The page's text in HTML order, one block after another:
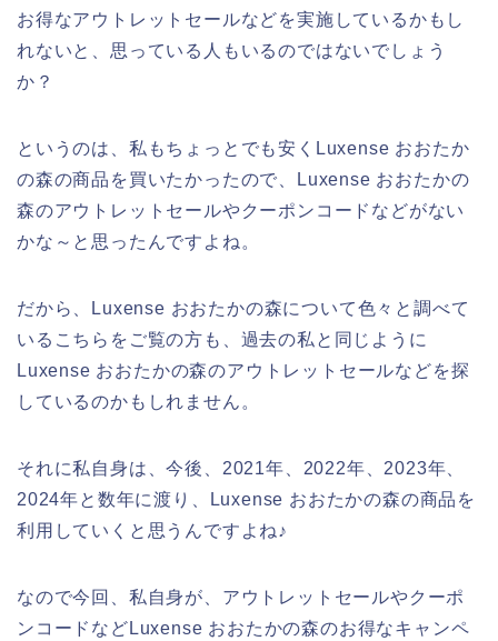
お得なアウトレットセールなどを実施しているかもし
れないと、思っている人もいるのではないでしょう
か？
というのは、私もちょっとでも安くLuxense おおたか
の森の商品を買いたかったので、Luxense おおたかの
森のアウトレットセールやクーポンコードなどがない
かな～と思ったんですよね。
だから、Luxense おおたかの森について色々と調べて
いるこちらをご覧の方も、過去の私と同じように
Luxense おおたかの森のアウトレットセールなどを探
しているのかもしれません。
それに私自身は、今後、2021年、2022年、2023年、
2024年と数年に渡り、Luxense おおたかの森の商品を
利用していくと思うんですよね♪
なので今回、私自身が、アウトレットセールやクーポ
ンコードなどLuxense おおたかの森のお得なキャンペ